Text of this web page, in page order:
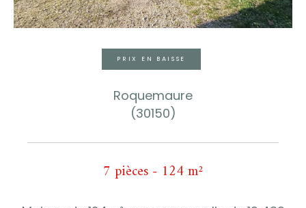
PRIX EN BAISSE
Roquemaure
(30150)
7 pièces - 124 m²